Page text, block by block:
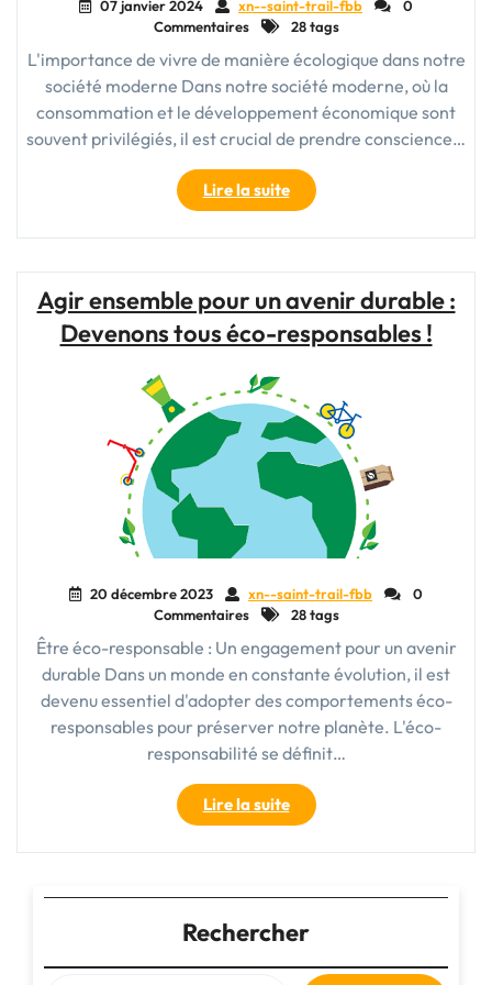
07 janvier 2024 xn--saint-trail-fbb
0
Commentaires
28 tags
L'importance de vivre de manière écologique dans notre
société moderne Dans notre société moderne, où la
consommation et le développement économique sont
souvent privilégiés, il est crucial de prendre conscience…
Lire la suite"Vivre
une
Vie
Préserver
la
un
Avenir
Durable"
Agir ensemble pour un avenir durable :
Devenons tous éco-responsables !
20 décembre 2023 xn--saint-trail-fbb
0
Commentaires
28 tags
Être éco-responsable : Un engagement pour un avenir
durable Dans un monde en constante évolution, il est
devenu essentiel d'adopter des comportements éco-
responsables pour préserver notre planète. L'éco-
responsabilité se définit…
Lire la suite"Agir
ensemble
pour
avenir
durable
:
Devenons
Rechercher